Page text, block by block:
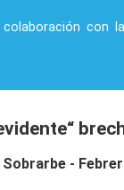
con la
Sobrarbe -